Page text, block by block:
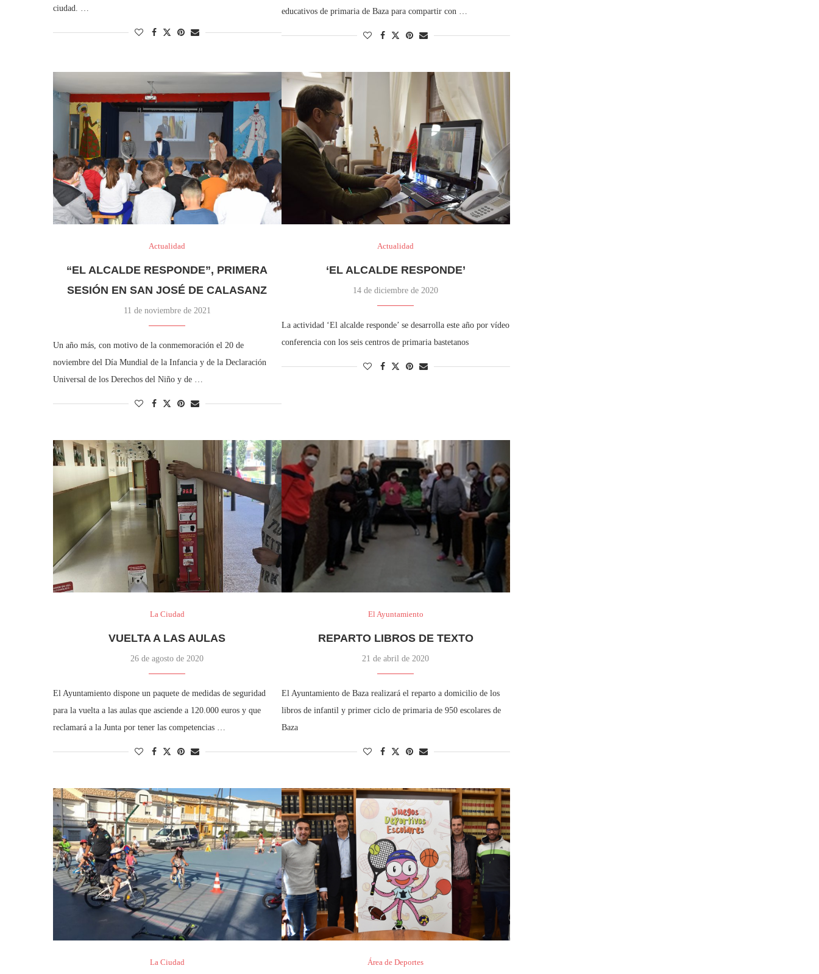
ciudad. …
educativos de primaria de Baza para compartir con …
Actualidad
“EL ALCALDE RESPONDE”, PRIMERA
SESIÓN EN SAN JOSÉ DE CALASANZ
11 de noviembre de 2021
Un año más, con motivo de la conmemoración el 20 de
noviembre del Día Mundial de la Infancia y de la Declaración
Universal de los Derechos del Niño y de …
Actualidad
‘EL ALCALDE RESPONDE’
14 de diciembre de 2020
La actividad ‘El alcalde responde’ se desarrolla este año por vídeo
conferencia con los seis centros de primaria bastetanos
La Ciudad
VUELTA A LAS AULAS
26 de agosto de 2020
El Ayuntamiento dispone un paquete de medidas de seguridad
para la vuelta a las aulas que asciende a 120.000 euros y que
reclamará a la Junta por tener las competencias …
El Ayuntamiento
REPARTO LIBROS DE TEXTO
21 de abril de 2020
El Ayuntamiento de Baza realizará el reparto a domicilio de los
libros de infantil y primer ciclo de primaria de 950 escolares de
Baza
La Ciudad Área de Deportes